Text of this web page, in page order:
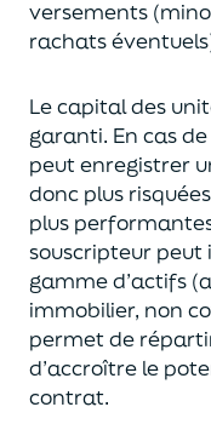
versements (
rachats
Le capital des
garanti. En cas
peut enregistrer
donc plus
plus
souscripteur peut
gamme d’actifs
immobilier, non
permet de
d’accroître le
contrat.